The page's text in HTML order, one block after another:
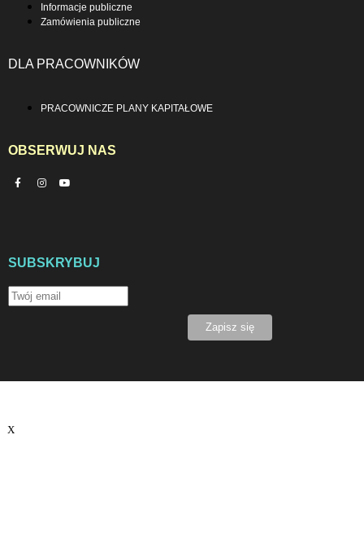
Informacje publiczne
Zamówienia publiczne
DLA PRACOWNIKÓW
PRACOWNICZE PLANY KAPITAŁOWE
OBSERWUJ NAS
SUBSKRYBUJ
X